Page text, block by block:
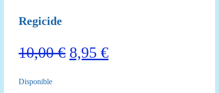
Regicide
10,00€ El
8,95 €El
Disponible